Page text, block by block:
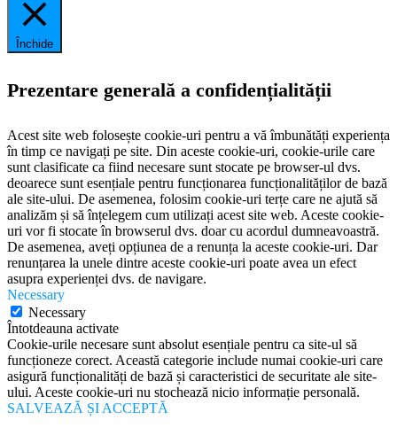
Închide
Prezentare generală a confidențialității
Acest site web folosește cookie-uri pentru a vă îmbunătăți experiența
în timp ce navigați pe site. Din aceste cookie-uri, cookie-urile care
sunt clasificate ca fiind necesare sunt stocate pe browser-ul dvs.
deoarece sunt esențiale pentru funcționarea funcționalităților de bază
ale site-ului. De asemenea, folosim cookie-uri terțe care ne ajută să
analizăm și să înțelegem cum utilizați acest site web. Aceste cookie-
uri vor fi stocate în browserul dvs. doar cu acordul dumneavoastră.
De asemenea, aveți opțiunea de a renunța la aceste cookie-uri. Dar
renunțarea la unele dintre aceste cookie-uri poate avea un efect
asupra experienței dvs. de navigare.
Necessary
Necessary
Întotdeauna activate
Cookie-urile necesare sunt absolut esențiale pentru ca site-ul să
funcționeze corect. Această categorie include numai cookie-uri care
asigură funcționalități de bază și caracteristici de securitate ale site-
ului. Aceste cookie-uri nu stochează nicio informație personală.
SALVEAZĂ ȘI ACCEPTĂ